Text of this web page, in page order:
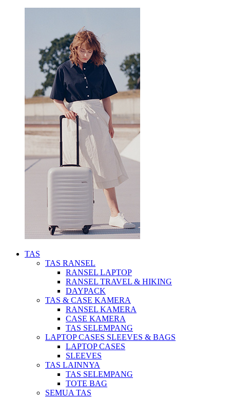
TAS
TAS RANSEL
RANSEL LAPTOP
RANSEL TRAVEL & HIKING
DAYPACK
TAS & CASE KAMERA
RANSEL KAMERA
CASE KAMERA
TAS SELEMPANG
LAPTOP CASES SLEEVES & BAGS
LAPTOP CASES
SLEEVES
TAS LAINNYA
TAS SELEMPANG
TOTE BAG
SEMUA TAS